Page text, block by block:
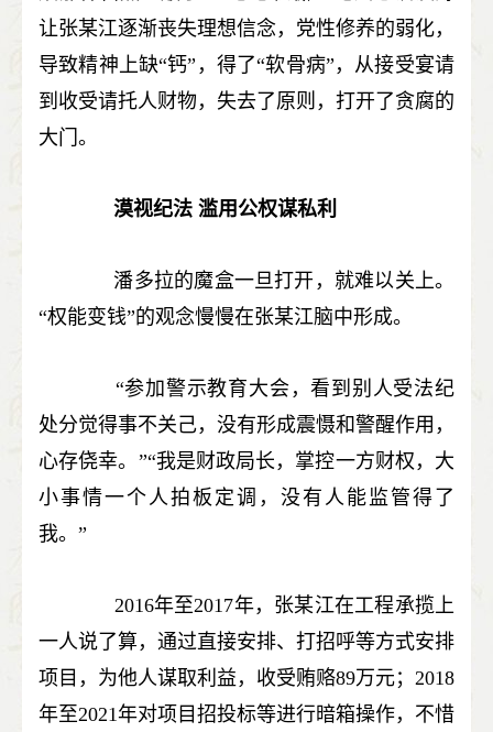
让张某江逐渐丧失理想信念，党性修养的弱化，
导致精神上缺“钙”，得了“软骨病”，从接受宴请
到收受请托人财物，失去了原则，打开了贪腐的
大门。
漠视纪法 滥用公权谋私利
潘多拉的魔盒一旦打开，就难以关上。
“权能变钱”的观念慢慢在张某江脑中形成。
“参加警示教育大会，看到别人受法纪
处分觉得事不关己，没有形成震慑和警醒作用，
心存侥幸。”“我是财政局长，掌控一方财权，大
小事情一个人拍板定调，没有人能监管得了
我。”
2016年至2017年，张某江在工程承揽上
一人说了算，通过直接安排、打招呼等方式安排
项目，为他人谋取利益，收受贿赂89万元；2018
年至2021年对项目招投标等进行暗箱操作，不惜